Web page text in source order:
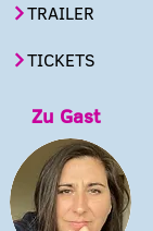
TRAILER
TICKETS
Zu Gast